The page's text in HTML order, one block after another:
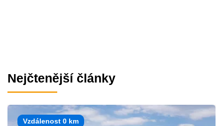
Nejčtenější články
Vzdálenost 0 km